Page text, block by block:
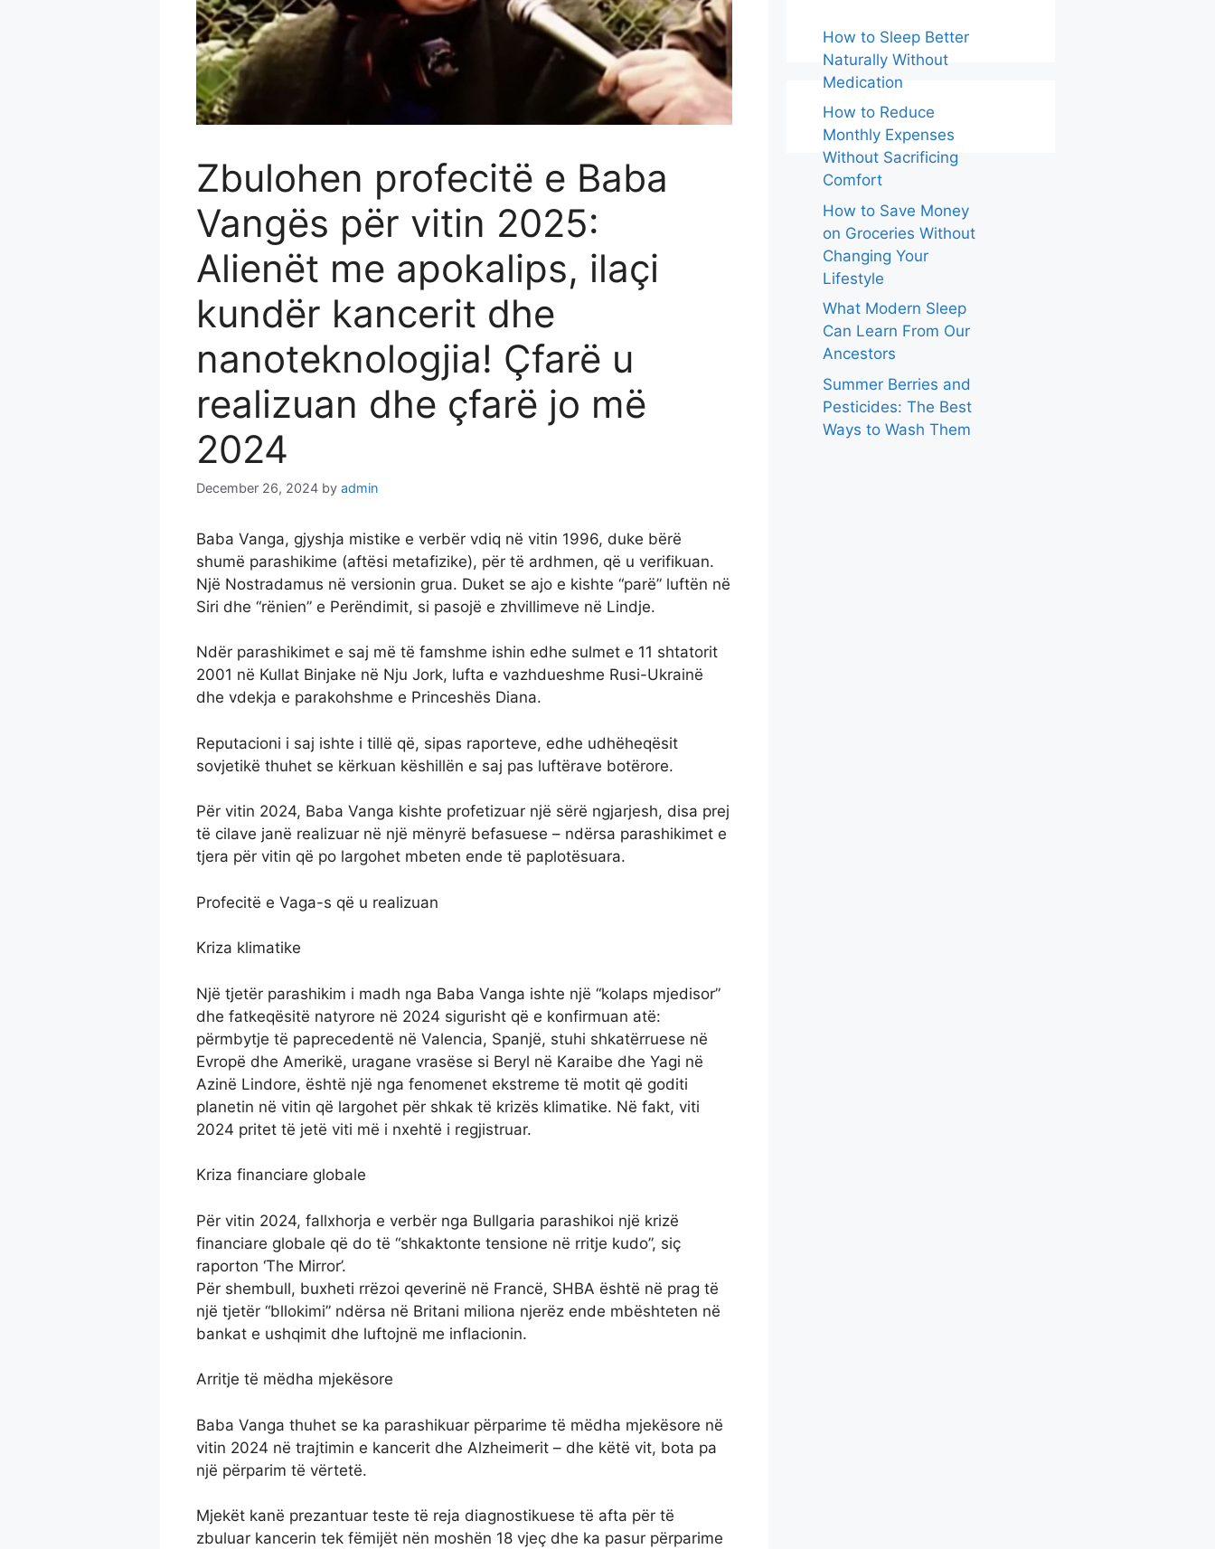
Zbulohen profecitë e Baba
Vangës për vitin 2025:
Alienët me apokalips, ilaçi
kundër kancerit dhe
nanoteknologjia! Çfarë u
realizuan dhe çfarë jo më
2024
December 26, 2024 by admin
Baba Vanga, gjyshja mistike e verbër vdiq në vitin 1996, duke bërë
shumë parashikime (aftësi metafizike), për të ardhmen, që u verifikuan.
Një Nostradamus në versionin grua. Duket se ajo e kishte “parë” luftën në
Siri dhe “rënien” e Perëndimit, si pasojë e zhvillimeve në Lindje.
Ndër parashikimet e saj më të famshme ishin edhe sulmet e 11 shtatorit
2001 në Kullat Binjake në Nju Jork, lufta e vazhdueshme Rusi-Ukrainë
dhe vdekja e parakohshme e Princeshës Diana.
Reputacioni i saj ishte i tillë që, sipas raporteve, edhe udhëheqësit
sovjetikë thuhet se kërkuan këshillën e saj pas luftërave botërore.
Për vitin 2024, Baba Vanga kishte profetizuar një sërë ngjarjesh, disa prej
të cilave janë realizuar në një mënyrë befasuese – ndërsa parashikimet e
tjera për vitin që po largohet mbeten ende të paplotësuara.
Profecitë e Vaga-s që u realizuan
Kriza klimatike
Një tjetër parashikim i madh nga Baba Vanga ishte një “kolaps mjedisor”
dhe fatkeqësitë natyrore në 2024 sigurisht që e konfirmuan atë:
përmbytje të paprecedentë në Valencia, Spanjë, stuhi shkatërruese në
Evropë dhe Amerikë, uragane vrasëse si Beryl në Karaibe dhe Yagi në
Azinë Lindore, është një nga fenomenet ekstreme të motit që goditi
planetin në vitin që largohet për shkak të krizës klimatike. Në fakt, viti
2024 pritet të jetë viti më i nxehtë i regjistruar.
Kriza financiare globale
Për vitin 2024, fallxhorja e verbër nga Bullgaria parashikoi një krizë
financiare globale që do të “shkaktonte tensione në rritje kudo”, siç
raporton ‘The Mirror’.
Për shembull, buxheti rrëzoi qeverinë në Francë, SHBA është në prag të
një tjetër “bllokimi” ndërsa në Britani miliona njerëz ende mbështeten në
bankat e ushqimit dhe luftojnë me inflacionin.
Arritje të mëdha mjekësore
Baba Vanga thuhet se ka parashikuar përparime të mëdha mjekësore në
vitin 2024 në trajtimin e kancerit dhe Alzheimerit – dhe këtë vit, bota pa
një përparim të vërtetë.
Mjekët kanë prezantuar teste të reja diagnostikuese të afta për të
zbuluar kancerin tek fëmijët nën moshën 18 vjeç dhe ka pasur përparime
How to Sleep Better
Naturally Without
Medication
How to Reduce
Monthly Expenses
Without Sacrificing
Comfort
How to Save Money
on Groceries Without
Changing Your
Lifestyle
What Modern Sleep
Can Learn From Our
Ancestors
Summer Berries and
Pesticides: The Best
Ways to Wash Them